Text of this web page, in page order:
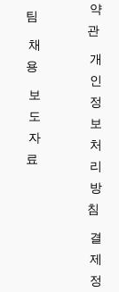
팀
채
용
보
도
자
료
약
관
개
인
정
보
처
리
방
침
결
제
정